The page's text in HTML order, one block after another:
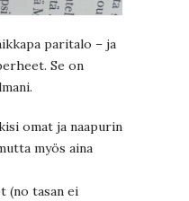
paritalo – ja
Se on
omat ja naapurin
myös aina
(no tasan ei